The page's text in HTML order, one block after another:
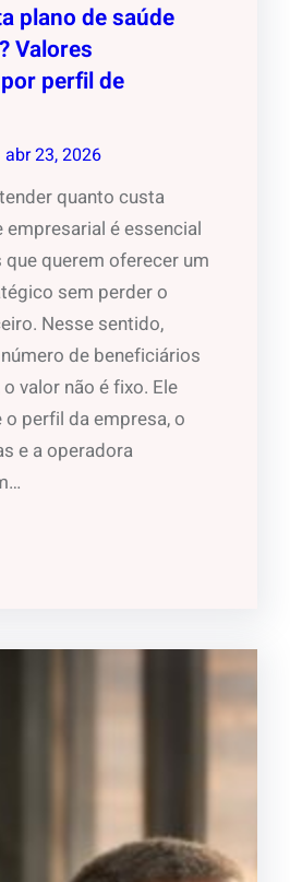
plano de saúde
Valores
perfil de
abr 23, 2026
quanto custa
empresarial é essencial
querem oferecer um
sem perder o
Nesse sentido,
de beneficiários
valor não é fixo. Ele
perfil da empresa, o
e a operadora